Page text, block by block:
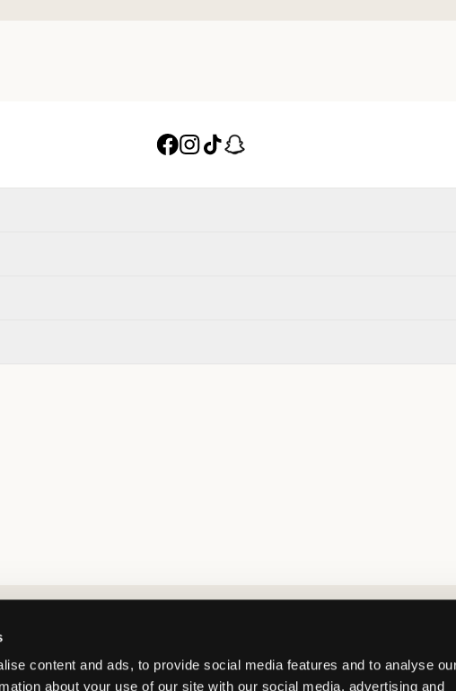
content and ads, to provide social media features and to analyse
about your use of our site with our social media, advertising and